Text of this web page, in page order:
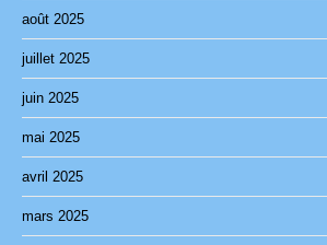
août 2025
juillet 2025
juin 2025
mai 2025
avril 2025
mars 2025